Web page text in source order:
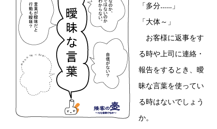
「多分……」
「大体～」
お客様に返事をす
る時や上司に連絡・
報告をするとき、曖
昧な言葉を使ってい
る時はないでしょう
か。